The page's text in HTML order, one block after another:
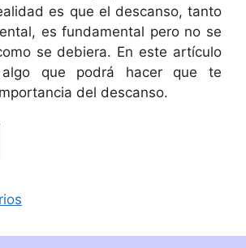
es que el descanso, tanto
es fundamental pero no se
se debiera. En este artículo
que podrá hacer que te
del descanso.